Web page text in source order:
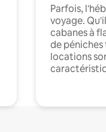
Parfois,
voyage.
cabanes à
de
locations